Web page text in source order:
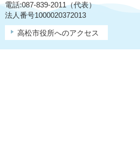
電話:087-839-2011（代表）
法人番号1000020372013
高松市役所へのアクセス